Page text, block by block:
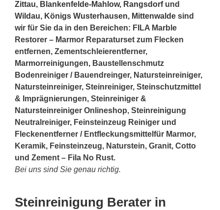
Zittau, Blankenfelde-Mahlow, Rangsdorfund
Wildau, Königs Wusterhausen, Mittenwalde sind
wir für Sie da in den Bereichen: FILA Marble
Restorer – Marmor Reparaturset zum Flecken
entfernen, Zementschleierentferner,
Marmorreinigungen, Baustellenschmutz
Bodenreiniger / Bauendreinger, Natursteinreiniger,
Natursteinreiniger, Steinreiniger, Steinschutzmittel
& Imprägnierungen, Steinreiniger &
Natursteinreiniger Onlineshop, Steinreinigung
Neutralreiniger, Feinsteinzeug Reiniger und
Fleckenentferner / Entfleckungsmittelfür Marmor,
Keramik, Feinsteinzeug, Naturstein, Granit, Cotto
und Zement – Fila No Rust.
Bei uns sind Sie genau richtig.
Steinreinigung Berater in